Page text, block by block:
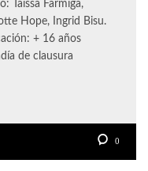
Taissa Farmiga,
Hope, Ingrid Bisu.
+ 16 años
de clausura
0